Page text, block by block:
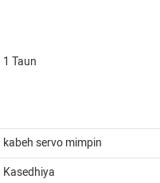
1 Taun
kabeh servo mimpin
Kasedhiya